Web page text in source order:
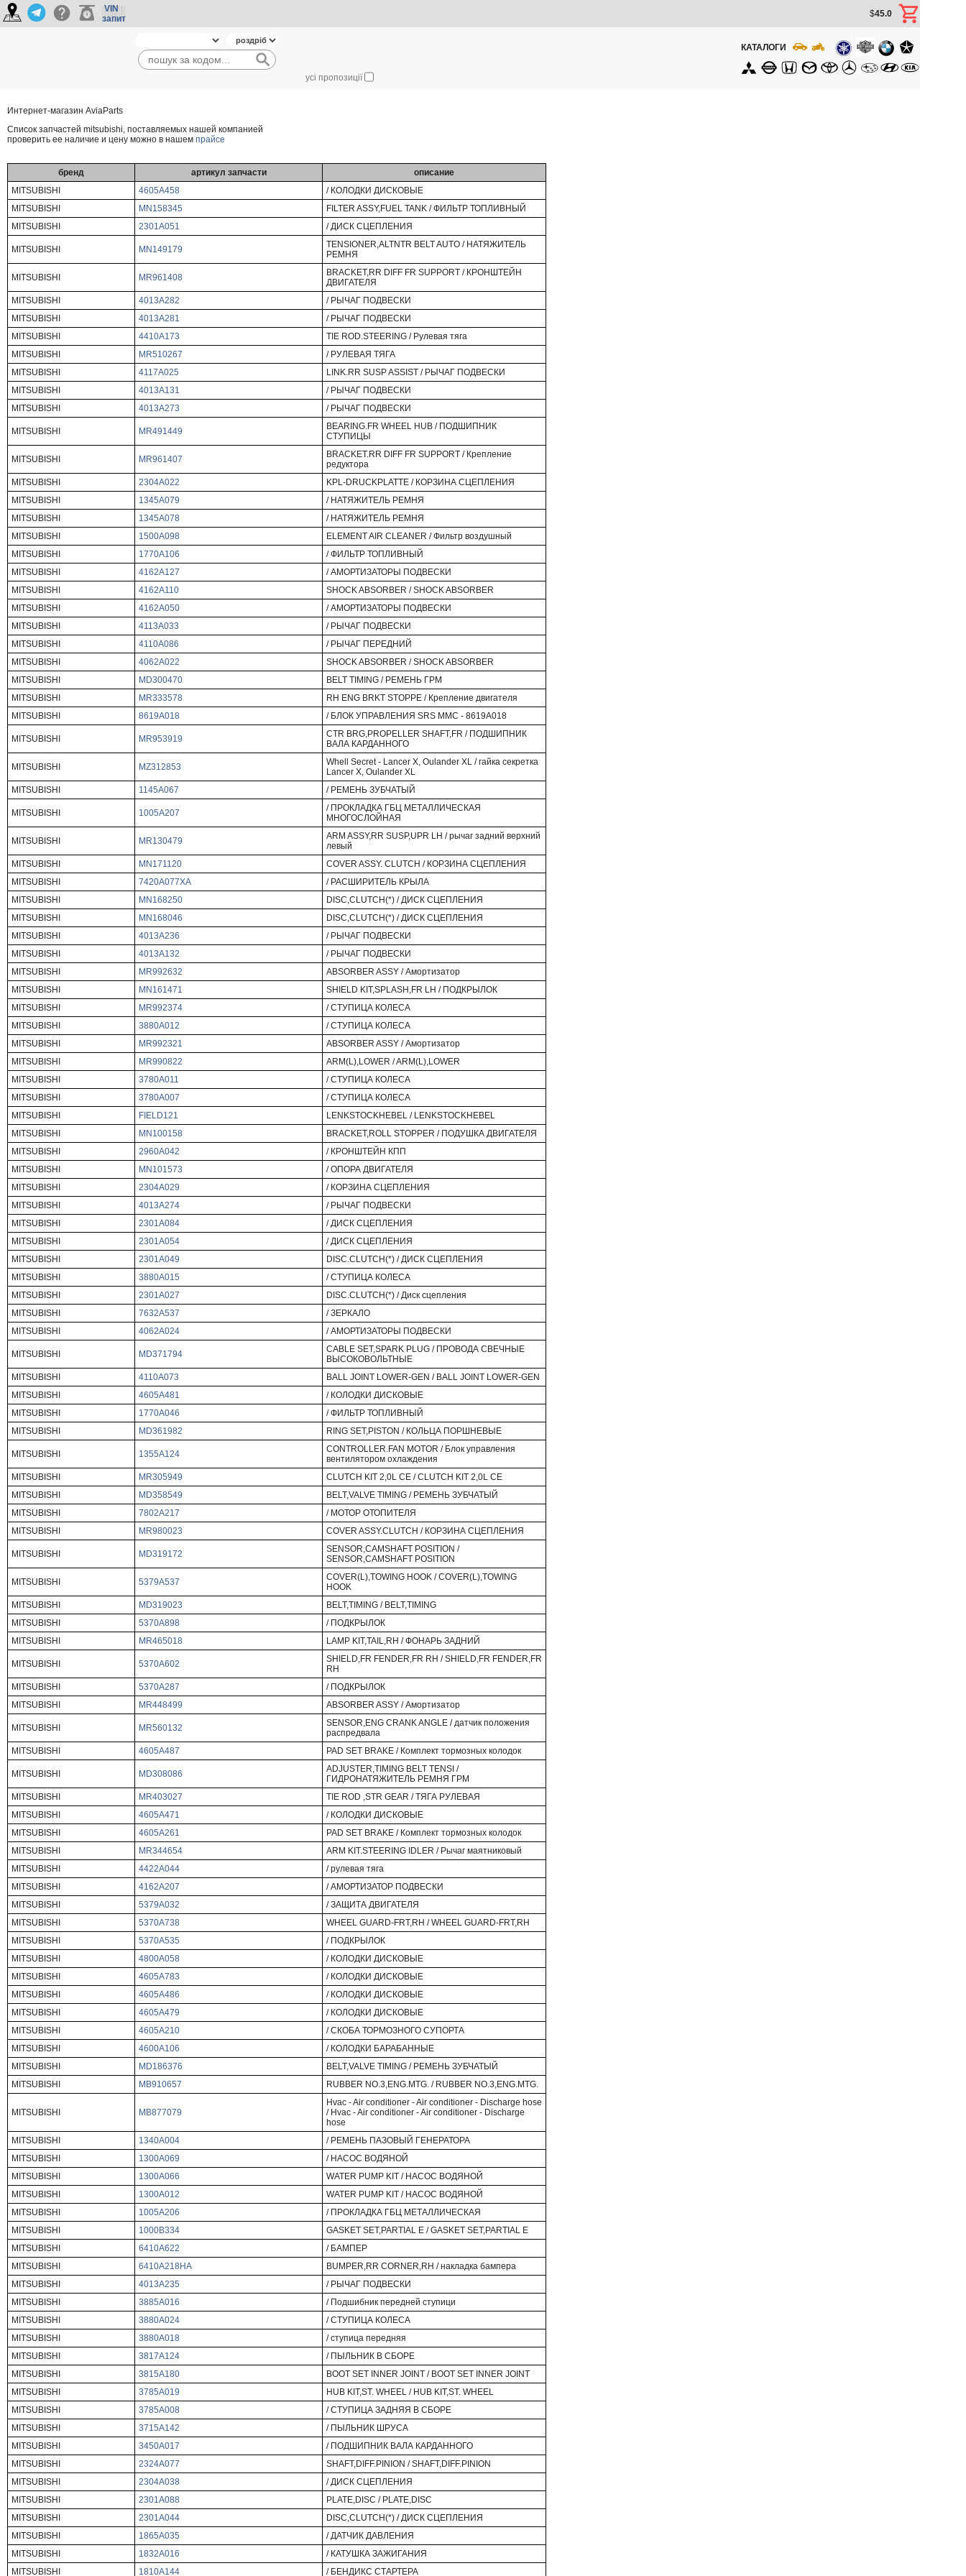
VIN
запит
$45.0
усі пропозиції
КАТАЛОГИ
Интернет-магазин AviaParts
Cписок запчастей mitsubishi, поставляемых нашей компанией
проверить ее наличие и цену можно в нашем прайсе
бренд артикул запчасти
описание
MITSUBISHI
4605A458
/ КОЛОДКИ ДИСКОВЫЕ
MITSUBISHI
MN158345
FILTER ASSY,FUEL TANK / ФИЛЬТР ТОПЛИВНЫЙ
MITSUBISHI
2301A051 / ДИСК СЦЕПЛЕНИЯ
MITSUBISHI MN149179
TENSIONER,ALTNTR BELT AUTO / НАТЯЖИТЕЛЬ
РЕМНЯ
MITSUBISHI MR961408
BRACKET,RR DIFF FR SUPPORT / КРОНШТЕЙН
ДВИГАТЕЛЯ
MITSUBISHI
4013A282
/ РЫЧАГ ПОДВЕСКИ
MITSUBISHI
4013A281
/ РЫЧАГ ПОДВЕСКИ
MITSUBISHI
4410A173
TIE ROD.STEERING / Рулевая тяга
MITSUBISHI
MR510267
/ РУЛЕВАЯ ТЯГА
MITSUBISHI
4117A025
LINK.RR SUSP ASSIST / РЫЧАГ ПОДВЕСКИ
MITSUBISHI
4013A131
/ РЫЧАГ ПОДВЕСКИ
MITSUBISHI
4013A273 / РЫЧАГ ПОДВЕСКИ
MITSUBISHI MR491449
BEARING.FR WHEEL HUB / ПОДШИПНИК
СТУПИЦЫ
MITSUBISHI MR961407
BRACKET.RR DIFF FR SUPPORT / Крепление
редуктора
MITSUBISHI
2304A022
KPL-DRUCKPLATTE / КОРЗИНА СЦЕПЛЕНИЯ
MITSUBISHI
1345A079
/ НАТЯЖИТЕЛЬ РЕМНЯ
MITSUBISHI
1345A078
/ НАТЯЖИТЕЛЬ РЕМНЯ
MITSUBISHI
1500A098
ELEMENT AIR CLEANER / Фильтр воздушный
MITSUBISHI
1770A106
/ ФИЛЬТР ТОПЛИВНЫЙ
MITSUBISHI
4162A127
/ АМОРТИЗАТОРЫ ПОДВЕСКИ
MITSUBISHI
4162A110
SHOCK ABSORBER / SHOCK ABSORBER
MITSUBISHI
4162A050
/ АМОРТИЗАТОРЫ ПОДВЕСКИ
MITSUBISHI
4113A033
/ РЫЧАГ ПОДВЕСКИ
MITSUBISHI
4110A086
/ РЫЧАГ ПЕРЕДНИЙ
MITSUBISHI
4062A022
SHOCK ABSORBER / SHOCK ABSORBER
MITSUBISHI
MD300470
BELT TIMING / РЕМЕНЬ ГРМ
MITSUBISHI
MR333578
RH ENG BRKT STOPPE / Крепление двигателя
MITSUBISHI
8619A018 / БЛОК УПРАВЛЕНИЯ SRS MMC - 8619A018
MITSUBISHI MR953919
CTR BRG,PROPELLER SHAFT,FR / ПОДШИПНИК
ВАЛА КАРДАННОГО
MITSUBISHI MZ312853
Whell Secret - Lancer X, Oulander XL / гайка секретка
Lancer X, Oulander XL
MITSUBISHI
1145A067 / РЕМЕНЬ ЗУБЧАТЫЙ
MITSUBISHI 1005A207
/ ПРОКЛАДКА ГБЦ МЕТАЛЛИЧЕСКАЯ
МНОГОСЛОЙНАЯ
MITSUBISHI MR130479
ARM ASSY,RR SUSP,UPR LH / рычаг задний верхний
левый
MITSUBISHI
MN171120
COVER ASSY. CLUTCH / КОРЗИНА СЦЕПЛЕНИЯ
MITSUBISHI
7420A077XA
/ РАСШИРИТЕЛЬ КРЫЛА
MITSUBISHI
MN168250
DISC,CLUTCH(*) / ДИСК СЦЕПЛЕНИЯ
MITSUBISHI
MN168046
DISC,CLUTCH(*) / ДИСК СЦЕПЛЕНИЯ
MITSUBISHI
4013A236
/ РЫЧАГ ПОДВЕСКИ
MITSUBISHI
4013A132
/ РЫЧАГ ПОДВЕСКИ
MITSUBISHI
MR992632
ABSORBER ASSY / Амортизатор
MITSUBISHI
MN161471
SHIELD KIT,SPLASH,FR LH / ПОДКРЫЛОК
MITSUBISHI
MR992374
/ СТУПИЦА КОЛЕСА
MITSUBISHI
3880A012
/ СТУПИЦА КОЛЕСА
MITSUBISHI
MR992321
ABSORBER ASSY / Амортизатор
MITSUBISHI
MR990822
ARM(L),LOWER / ARM(L),LOWER
MITSUBISHI
3780A011
/ СТУПИЦА КОЛЕСА
MITSUBISHI
3780A007
/ СТУПИЦА КОЛЕСА
MITSUBISHI
FIELD121
LENKSTOCKHEBEL / LENKSTOCKHEBEL
MITSUBISHI
MN100158
BRACKET,ROLL STOPPER / ПОДУШКА ДВИГАТЕЛЯ
MITSUBISHI
2960A042
/ КРОНШТЕЙН КПП
MITSUBISHI
MN101573
/ ОПОРА ДВИГАТЕЛЯ
MITSUBISHI
2304A029
/ КОРЗИНА СЦЕПЛЕНИЯ
MITSUBISHI
4013A274
/ РЫЧАГ ПОДВЕСКИ
MITSUBISHI
2301A084
/ ДИСК СЦЕПЛЕНИЯ
MITSUBISHI
2301A054
/ ДИСК СЦЕПЛЕНИЯ
MITSUBISHI
2301A049
DISC.CLUTCH(*) / ДИСК СЦЕПЛЕНИЯ
MITSUBISHI
3880A015
/ СТУПИЦА КОЛЕСА
MITSUBISHI
2301A027
DISC.CLUTCH(*) / Диск сцепления
MITSUBISHI
7632A537
/ ЗЕРКАЛО
MITSUBISHI
4062A024 / АМОРТИЗАТОРЫ ПОДВЕСКИ
MITSUBISHI MD371794
CABLE SET,SPARK PLUG / ПРОВОДА СВЕЧНЫЕ
ВЫСОКОВОЛЬТНЫЕ
MITSUBISHI
4110A073
BALL JOINT LOWER-GEN / BALL JOINT LOWER-GEN
MITSUBISHI
4605A481
/ КОЛОДКИ ДИСКОВЫЕ
MITSUBISHI
1770A046
/ ФИЛЬТР ТОПЛИВНЫЙ
MITSUBISHI
MD361982 RING SET,PISTON / КОЛЬЦА ПОРШНЕВЫЕ
MITSUBISHI 1355A124
CONTROLLER.FAN MOTOR / Блок управления
вентилятором охлаждения
MITSUBISHI
MR305949
CLUTCH KIT 2,0L CE / CLUTCH KIT 2,0L CE
MITSUBISHI
MD358549
BELT,VALVE TIMING / РЕМЕНЬ ЗУБЧАТЫЙ
MITSUBISHI
7802A217
/ МОТОР ОТОПИТЕЛЯ
MITSUBISHI
MR980023 COVER ASSY.CLUTCH / КОРЗИНА СЦЕПЛЕНИЯ
MITSUBISHI MD319172
SENSOR,CAMSHAFT POSITION /
SENSOR,CAMSHAFT POSITION
MITSUBISHI 5379A537
COVER(L),TOWING HOOK / COVER(L),TOWING
HOOK
MITSUBISHI
MD319023
BELT,TIMING / BELT,TIMING
MITSUBISHI
5370A898
/ ПОДКРЫЛОК
MITSUBISHI
MR465018 LAMP KIT,TAIL,RH / ФОНАРЬ ЗАДНИЙ
MITSUBISHI 5370A602
SHIELD,FR FENDER,FR RH / SHIELD,FR FENDER,FR
RH
MITSUBISHI
5370A287
/ ПОДКРЫЛОК
MITSUBISHI
MR448499 ABSORBER ASSY / Амортизатор
MITSUBISHI MR560132
SENSOR,ENG CRANK ANGLE / датчик положения
распредвала
MITSUBISHI
4605A487 PAD SET BRAKE / Комплект тормозных колодок
MITSUBISHI MD308086
ADJUSTER,TIMING BELT TENSI /
ГИДРОНАТЯЖИТЕЛЬ РЕМНЯ ГРМ
MITSUBISHI
MR403027
TIE ROD ,STR GEAR / ТЯГА РУЛЕВАЯ
MITSUBISHI
4605A471
/ КОЛОДКИ ДИСКОВЫЕ
MITSUBISHI
4605A261
PAD SET BRAKE / Комплект тормозных колодок
MITSUBISHI
MR344654
ARM KIT.STEERING IDLER / Рычаг маятниковый
MITSUBISHI
4422A044
/ рулевая тяга
MITSUBISHI
4162A207
/ АМОРТИЗАТОР ПОДВЕСКИ
MITSUBISHI
5379A032
/ ЗАЩИТА ДВИГАТЕЛЯ
MITSUBISHI
5370A738
WHEEL GUARD-FRT,RH / WHEEL GUARD-FRT,RH
MITSUBISHI
5370A535
/ ПОДКРЫЛОК
MITSUBISHI
4800A058
/ КОЛОДКИ ДИСКОВЫЕ
MITSUBISHI
4605A783
/ КОЛОДКИ ДИСКОВЫЕ
MITSUBISHI
4605A486
/ КОЛОДКИ ДИСКОВЫЕ
MITSUBISHI
4605A479
/ КОЛОДКИ ДИСКОВЫЕ
MITSUBISHI
4605A210
/ СКОБА ТОРМОЗНОГО СУПОРТА
MITSUBISHI
4600A106
/ КОЛОДКИ БАРАБАННЫЕ
MITSUBISHI
MD186376
BELT,VALVE TIMING / РЕМЕНЬ ЗУБЧАТЫЙ
MITSUBISHI
MB910657 RUBBER NO.3,ENG.MTG. / RUBBER NO.3,ENG.MTG.
MITSUBISHI MB877079
Hvac - Air conditioner - Air conditioner - Discharge hose
/ Hvac - Air conditioner - Air conditioner - Discharge
hose
MITSUBISHI
1340A004
/ РЕМЕНЬ ПАЗОВЫЙ ГЕНЕРАТОРА
MITSUBISHI
1300A069
/ НАСОС ВОДЯНОЙ
MITSUBISHI
1300A066
WATER PUMP KIT / НАСОС ВОДЯНОЙ
MITSUBISHI
1300A012
WATER PUMP KIT / НАСОС ВОДЯНОЙ
MITSUBISHI
1005A206
/ ПРОКЛАДКА ГБЦ МЕТАЛЛИЧЕСКАЯ
MITSUBISHI
1000B334
GASKET SET,PARTIAL E / GASKET SET,PARTIAL E
MITSUBISHI
6410A622
/ БАМПЕР
MITSUBISHI
6410A218HA
BUMPER,RR CORNER,RH / накладка бампера
MITSUBISHI
4013A235
/ РЫЧАГ ПОДВЕСКИ
MITSUBISHI
3885A016
/ Подшибник передней ступици
MITSUBISHI
3880A024
/ СТУПИЦА КОЛЕСА
MITSUBISHI
3880A018
/ ступица передняя
MITSUBISHI
3817A124
/ ПЫЛЬНИК В СБОРЕ
MITSUBISHI
3815A180
BOOT SET INNER JOINT / BOOT SET INNER JOINT
MITSUBISHI
3785A019
HUB KIT,ST. WHEEL / HUB KIT,ST. WHEEL
MITSUBISHI
3785A008
/ СТУПИЦА ЗАДНЯЯ В СБОРЕ
MITSUBISHI
3715A142
/ ПЫЛЬНИК ШРУСА
MITSUBISHI
3450A017
/ ПОДШИПНИК ВАЛА КАРДАННОГО
MITSUBISHI
2324A077
SHAFT,DIFF.PINION / SHAFT,DIFF.PINION
MITSUBISHI
2304A038
/ ДИСК СЦЕПЛЕНИЯ
MITSUBISHI
2301A088
PLATE,DISC / PLATE,DISC
MITSUBISHI
2301A044
DISC,CLUTCH(*) / ДИСК СЦЕПЛЕНИЯ
MITSUBISHI
1865A035
/ ДАТЧИК ДАВЛЕНИЯ
MITSUBISHI
1832A016
/ КАТУШКА ЗАЖИГАНИЯ
MITSUBISHI
1810A144 / БЕНДИКС СТАРТЕРА